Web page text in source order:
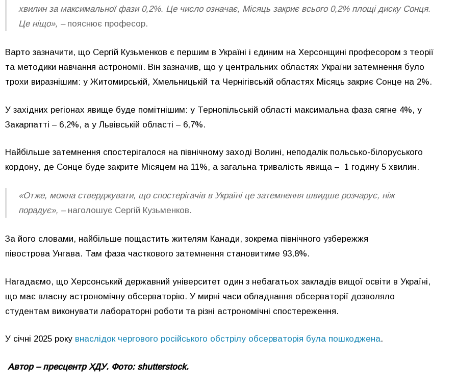
хвилин за максимальної фази 0,2%. Це число означає, Місяць закриє всього 0,2% площі диску Сонця.
Це ніщо», – пояснює професор.
Варто зазначити, що Сергій Кузьменков є першим в Україні і єдиним на Херсонщині професором з теорії
та методики навчання астрономії. Він зазначив, що у центральних областях України затемнення було
трохи виразнішим: у Житомирській, Хмельницькій та Чернігівській областях Місяць закриє Сонце на 2%.
У західних регіонах явище буде помітнішим: у Тернопільській області максимальна фаза сягне 4%, у
Закарпатті – 6,2%, а у Львівській області – 6,7%.
Найбільше затемнення спостерігалося на північному заході Волині, неподалік польсько-білоруського
кордону, де Сонце буде закрите Місяцем на 11%, а загальна тривалість явища – 1 годину 5 хвилин.
«Отже, можна стверджувати, що спостерігачів в Україні це затемнення швидше розчарує, ніж
порадує», – наголошує Сергій Кузьменков.
За його словами, найбільше пощастить жителям Канади, зокрема північного узбережжя
півострова Унгава. Там фаза часткового затемнення становитиме 93,8%.
Нагадаємо, що Херсонський державний університет один з небагатьох закладів вищої освіти в Україні,
що має власну астрономічну обсерваторію. У мирні часи обладнання обсерваторії дозволяло
студентам виконувати лабораторні роботи та різні астрономічні спостереження.
У січні 2025 року внаслідок чергового російського обстрілу обсерваторія була пошкоджена.
Автор – пресцентр ХДУ. Фото: shutterstock.